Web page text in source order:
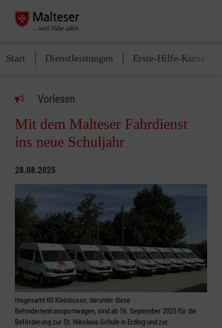
Start Dienstleistungen Erste-Hilfe-Kurse
Vorlesen
Mit dem Malteser Fahrdienst
ins neue Schuljahr
28.08.2025
Insgesamt 60 Kleinbusse, darunter diese
Behindertentransportwagen, sind ab 16. September 2025 für die
Beförderung zur St. Nikolaus-Schule in Erding und zur